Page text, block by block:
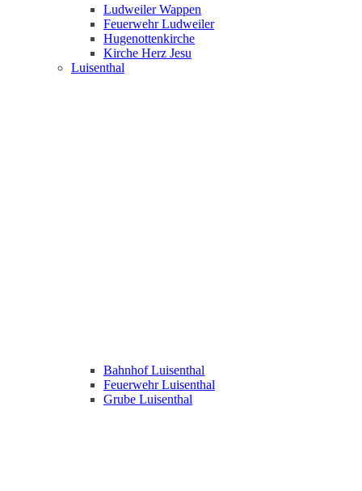
Ludweiler Wappen
Feuerwehr Ludweiler
Hugenottenkirche
Kirche Herz Jesu
Luisenthal
Bahnhof Luisenthal
Feuerwehr Luisenthal
Grube Luisenthal